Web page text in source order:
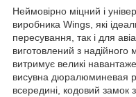
Неймовірно міцний і
виробника Wings, які
пересування, так і для
виготовлений з надійного
витримує великі
висувна дюралюминевая
всередині, кодовий замок